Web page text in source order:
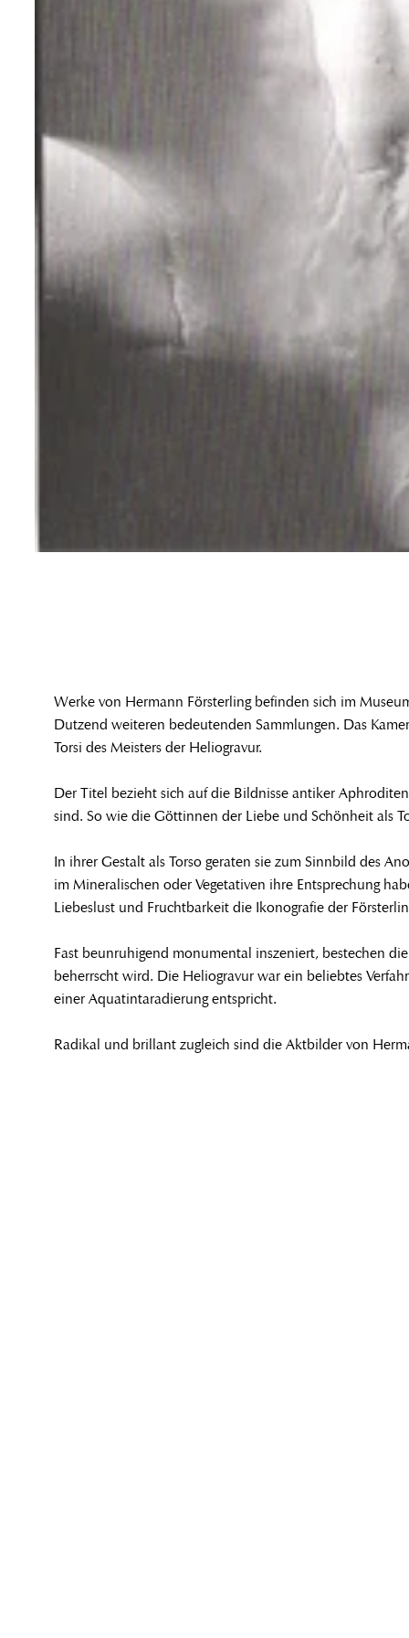
Werke von Hermann Försterling befinden sich im
Dutzend weiteren bedeutenden Sammlungen. Das
Torsi des Meisters der Heliogravur.
Der Titel bezieht sich auf die Bildnisse antiker
sind. So wie die Göttinnen der Liebe und Schönheit als
In ihrer Gestalt als Torso geraten sie zum Sinnbild des
im Mineralischen oder Vegetativen ihre Entsprechung
Liebeslust und Fruchtbarkeit die Ikonografie der
Fast beunruhigend monumental inszeniert, bestechen
beherrscht wird. Die Heliogravur war ein beliebtes
einer Aquatintaradierung entspricht.
Radikal und brillant zugleich sind die Aktbilder von